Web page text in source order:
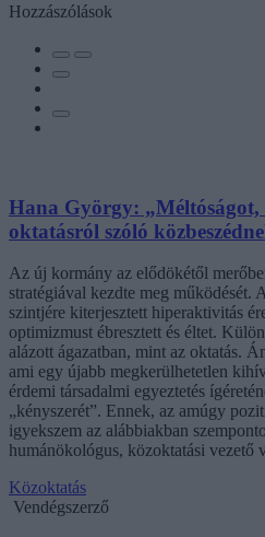
Hozzászólások
Hana György:
oktatásról szóló
Az új kormány az elődökétől
stratégiával kezdte meg működését.
szintjére kiterjesztett hiperaktivitás
optimizmust ébresztett és éltet.
alázott ágazatban, mint az oktatás.
ami egy újabb megkerülhetetlen
érdemi társadalmi egyeztetés
„kényszerét”. Ennek, az amúgy
igyekszem az alábbiakban
humánökológus, közoktatási vezető
Közoktatás
Vendégszerző